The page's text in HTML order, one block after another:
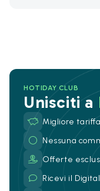
HOTIDAY CLUB
Unisciti a
Migliore
Nessuna
Offerte
Ricevi il